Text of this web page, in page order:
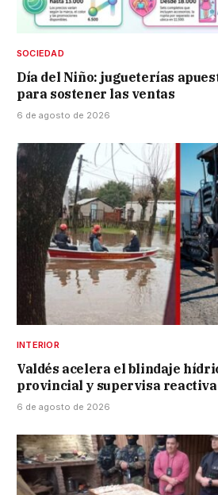
SOCIEDAD
Día del Niño: jugueterías
para sostener las ventas
6 de agosto de 2026
INTERIOR
Valdés acelera el blindaje
provincial y supervisa
6 de agosto de 2026